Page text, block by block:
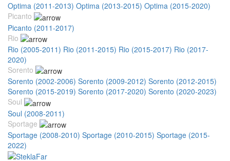
Optima (2011-2013) Optima (2013-2015) Optima (2015-2020)
Picanto
Picanto (2011-2017)
Rio
Rio (2005-2011) Rio (2011-2015) Rio (2015-2017) Rio (2017-
2020)
Sorento
Sorento (2002-2006) Sorento (2009-2012) Sorento (2012-2015)
Sorento (2015-2019) Sorento (2017-2020) Sorento (2020-2023)
Soul
Soul (2008-2011)
Sportage
Sportage (2008-2010) Sportage (2010-2015) Sportage (2015-
2022)